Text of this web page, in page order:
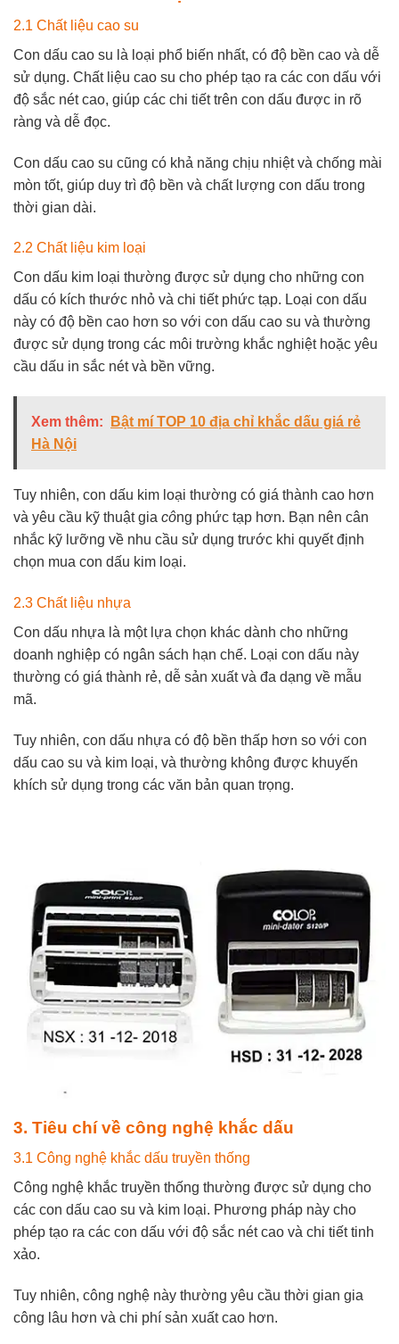
2.1 Chất liệu cao su
Con dấu cao su là loại phổ biến nhất, có độ bền cao và dễ
sử dụng. Chất liệu cao su cho phép tạo ra các con dấu với
độ sắc nét cao, giúp các chi tiết trên con dấu được in rõ
ràng và dễ đọc.
Con dấu cao su cũng có khả năng chịu nhiệt và chống mài
mòn tốt, giúp duy trì độ bền và chất lượng con dấu trong
thời gian dài.
2.2 Chất liệu kim loại
Con dấu kim loại thường được sử dụng cho những con
dấu có kích thước nhỏ và chi tiết phức tạp. Loại con dấu
này có độ bền cao hơn so với con dấu cao su và thường
được sử dụng trong các môi trường khắc nghiệt hoặc yêu
cầu dấu in sắc nét và bền vững.
Xem thêm:
Bật mí TOP 10 địa chỉ khắc dấu giá rẻ
Hà Nội
Tuy nhiên, con dấu kim loại thường có giá thành cao hơn
và yêu cầu kỹ thuật gia công phức tạp hơn. Bạn nên cân
nhắc kỹ lưỡng về nhu cầu sử dụng trước khi quyết định
chọn mua con dấu kim loại.
2.3 Chất liệu nhựa
Con dấu nhựa là một lựa chọn khác dành cho những
doanh nghiệp có ngân sách hạn chế. Loại con dấu này
thường có giá thành rẻ, dễ sản xuất và đa dạng về mẫu
mã.
Tuy nhiên, con dấu nhựa có độ bền thấp hơn so với con
dấu cao su và kim loại, và thường không được khuyến
khích sử dụng trong các văn bản quan trọng.
3. Tiêu chí về công nghệ khắc dấu
3.1 Công nghệ khắc dấu truyền thống
Công nghệ khắc truyền thống thường được sử dụng cho
các con dấu cao su và kim loại. Phương pháp này cho
phép tạo ra các con dấu với độ sắc nét cao và chi tiết tinh
xảo.
Tuy nhiên, công nghệ này thường yêu cầu thời gian gia
công lâu hơn và chi phí sản xuất cao hơn.